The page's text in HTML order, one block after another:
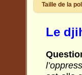
Taille de la
Le